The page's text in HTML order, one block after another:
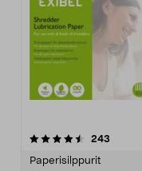
243
Paperisilppurit